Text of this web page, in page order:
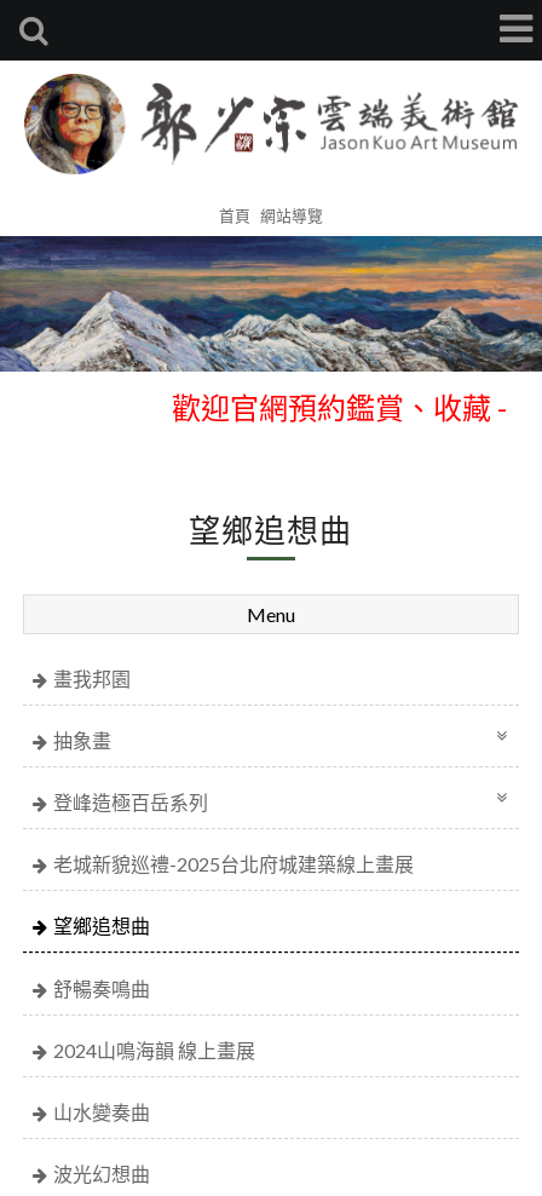
首頁 網站導覽
歡迎官網預約鑑賞、收藏 -
0933314105 張先生
望鄉追想曲
Menu
畫我邦園
抽象畫
登峰造極百岳系列
老城新貌巡禮-2025台北府城建築線上畫展
望鄉追想曲
舒暢奏鳴曲
2024山鳴海韻 線上畫展
山水變奏曲
波光幻想曲